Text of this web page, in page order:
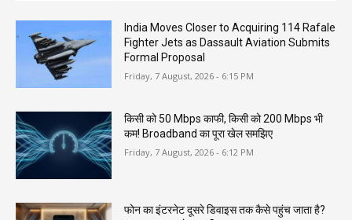
India Moves Closer to Acquiring 114 Rafale
Fighter Jets as Dassault Aviation Submits
Formal Proposal
Friday, 7 August, 2026 - 6:15 PM
किसी को 50 Mbps काफी, किसी को 200 Mbps भी
कम! Broadband का पूरा खेल समझिए
Friday, 7 August, 2026 - 6:12 PM
फोन का इंटरनेट दूसरे डिवाइस तक कैसे पहुंच जाता है?